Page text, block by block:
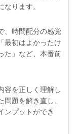
ります。
、時間配分の感覚
最初はよかったけ
た」など、本番前
容を正しく理解し
題を解き直し、
ンプットができ